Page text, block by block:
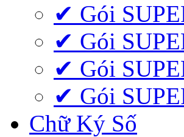
✔ Gói
✔ Gói
✔ Gói
✔ Gói
Chữ Ký Số